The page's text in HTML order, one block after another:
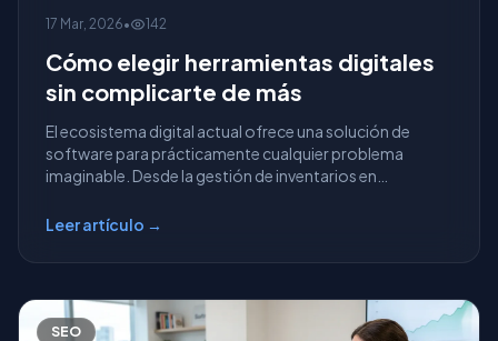
17 Mar, 2026• 142
Cómo elegir herramientas digitales
sin complicarte de más
El ecosistema digital actual ofrece una solución de
software para prácticamente cualquier problema
imaginable. Desde la gestión de inventarios en
Leer artículo →
SEO